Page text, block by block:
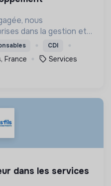
nous
dans la gestion et
recyclables, tout
CDI
France Services